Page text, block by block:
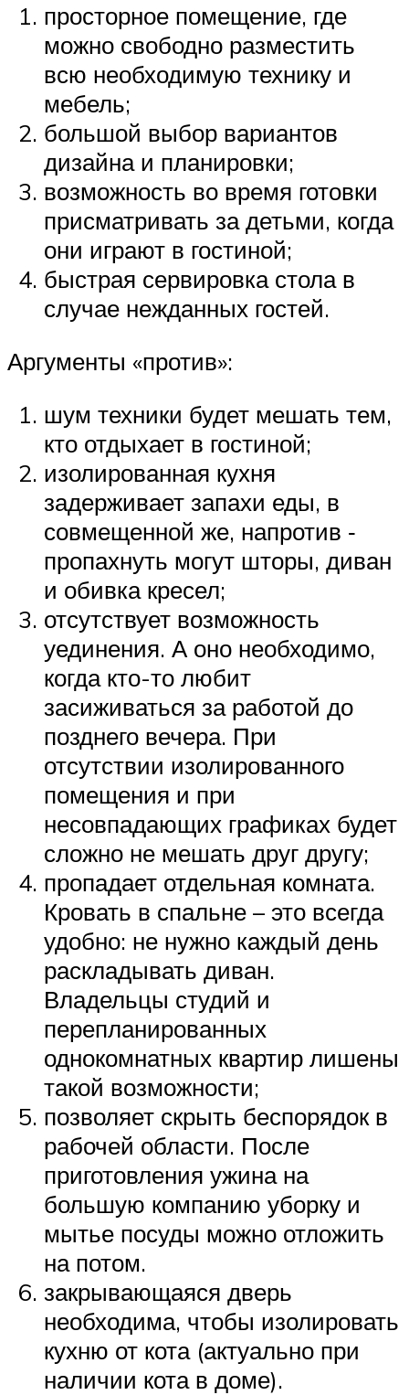
просторное помещение, где
можно свободно разместить
всю необходимую технику и
мебель;
большой выбор вариантов
дизайна и планировки;
возможность во время готовки
присматривать за детьми, когда
они играют в гостиной;
быстрая сервировка стола в
случае нежданных гостей.
Аргументы «против»:
шум техники будет мешать тем,
кто отдыхает в гостиной;
изолированная кухня
задерживает запахи еды, в
совмещенной же, напротив ‑
пропахнуть могут шторы, диван
и обивка кресел;
отсутствует возможность
уединения. А оно необходимо,
когда кто-то любит
засиживаться за работой до
позднего вечера. При
отсутствии изолированного
помещения и при
несовпадающих графиках будет
сложно не мешать друг другу;
пропадает отдельная комната.
Кровать в спальне – это всегда
удобно: не нужно каждый день
раскладывать диван.
Владельцы студий и
перепланированных
однокомнатных квартир лишены
такой возможности;
позволяет скрыть беспорядок в
рабочей области. После
приготовления ужина на
большую компанию уборку и
мытье посуды можно отложить
на потом.
закрывающаяся дверь
необходима, чтобы изолировать
кухню от кота (актуально при
наличии кота в доме).